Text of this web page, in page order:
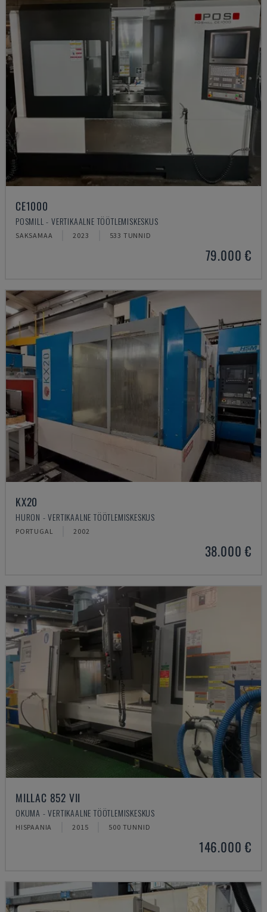
CE1000
POSMILL - VERTIKAALNE TÖÖTLEMISKESKUS
SAKSAMAA 2023 533 TUNNID
79.000 €
KX20
HURON - VERTIKAALNE TÖÖTLEMISKESKUS
PORTUGAL 2002
38.000 €
MILLAC 852 VII
OKUMA - VERTIKAALNE TÖÖTLEMISKESKUS
HISPAANIA 2015 500 TUNNID
146.000 €